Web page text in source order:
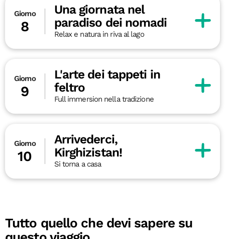
Giorno
8
Una giornata nel
paradiso dei nomadi
Relax e natura in riva al lago
Giorno
9
L'arte dei tappeti in
feltro
Full immersion nella tradizione
Giorno
10
Arrivederci,
Kirghizistan!
Si torna a casa
Tutto quello che devi sapere su